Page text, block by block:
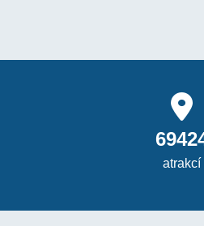
atrakcí